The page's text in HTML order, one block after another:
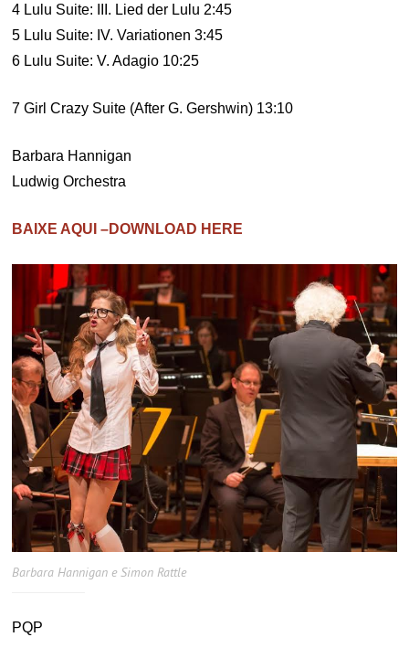
4 Lulu Suite: III. Lied der Lulu 2:45
5 Lulu Suite: IV. Variationen 3:45
6 Lulu Suite: V. Adagio 10:25
7 Girl Crazy Suite (After G. Gershwin) 13:10
Barbara Hannigan
Ludwig Orchestra
BAIXE AQUI –DOWNLOAD HERE
Barbara Hannigan e Simon Rattle
PQP